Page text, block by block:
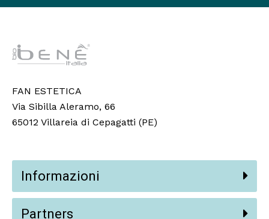
FAN ESTETICA
Via Sibilla Aleramo, 66
65012 Villareia di Cepagatti (PE)
Informazioni
Partners